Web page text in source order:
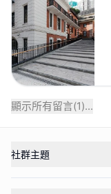
顯示所有留言(1)...
社群主題